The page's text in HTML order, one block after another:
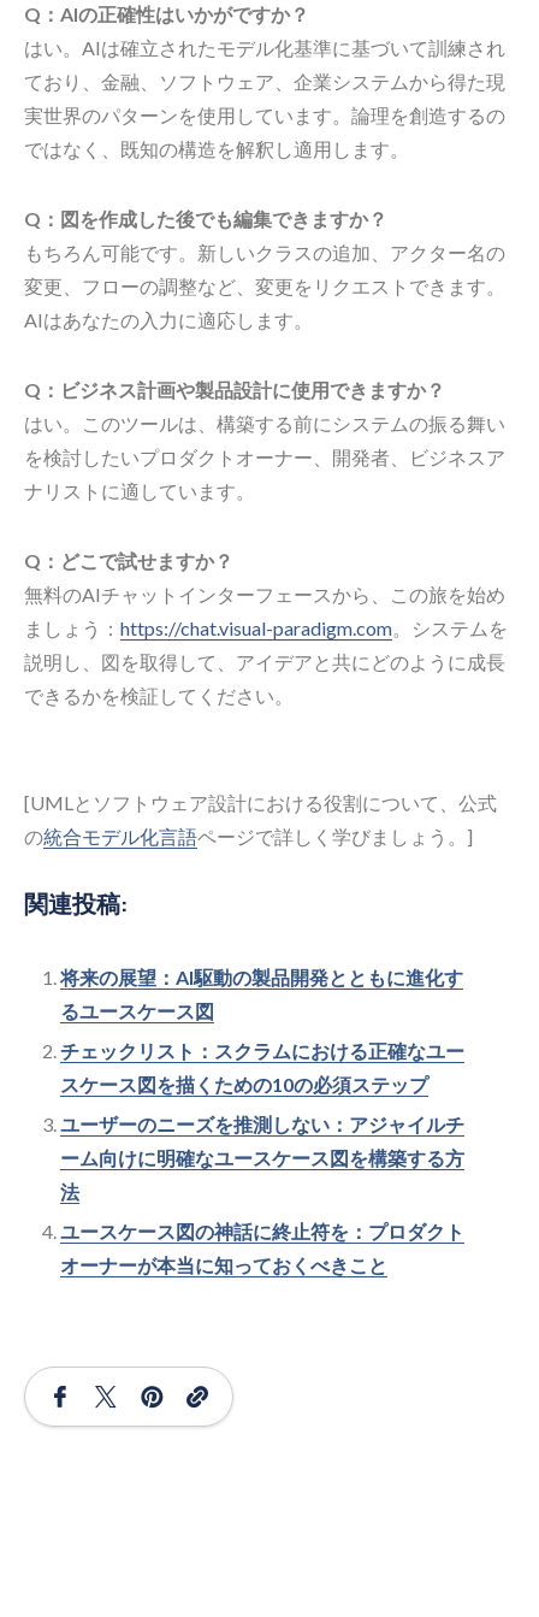
Q：AIの正確性はいかがですか？
はい。AIは確立されたモデル化基準に基づいて訓練され
ており、金融、ソフトウェア、企業システムから得た現
実世界のパターンを使用しています。論理を創造するの
ではなく、既知の構造を解釈し適用します。
Q：図を作成した後でも編集できますか？
もちろん可能です。新しいクラスの追加、アクター名の
変更、フローの調整など、変更をリクエストできます。
AIはあなたの入力に適応します。
Q：ビジネス計画や製品設計に使用できますか？
はい。このツールは、構築する前にシステムの振る舞い
を検討したいプロダクトオーナー、開発者、ビジネスア
ナリストに適しています。
Q：どこで試せますか？
無料のAIチャットインターフェースから、この旅を始め
ましょう： https://chat.visual-paradigm.com。システムを
説明し、図を取得して、アイデアと共にどのように成長
できるかを検証してください。
[UMLとソフトウェア設計における役割について、公式
の統合モデル化言語ページで詳しく学びましょう。]
関連投稿:
将来の展望：AI駆動の製品開発とともに進化す
るユースケース図
チェックリスト：スクラムにおける正確なユー
スケース図を描くための10の必須ステップ
ユーザーのニーズを推測しない：アジャイルチ
ーム向けに明確なユースケース図を構築する方
法
ユースケース図の神話に終止符を：プロダクト
オーナーが本当に知っておくべきこと